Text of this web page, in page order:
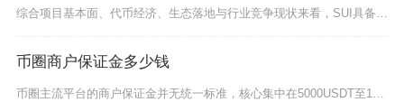
币圈商户保证金多少钱